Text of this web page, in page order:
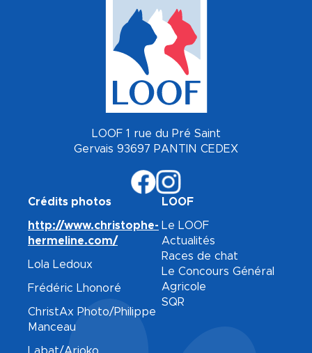
LOOF 1 rue du Pré Saint
Gervais 93697 PANTIN CEDEX
Crédits photos
http://www.christophe-
hermeline.com/
Lola Ledoux
Frédéric Lhonoré
ChristAx Photo/Philippe
Manceau
LOOF
Le LOOF
Actualités
Races de chat
Le Concours Général
Agricole
SQR